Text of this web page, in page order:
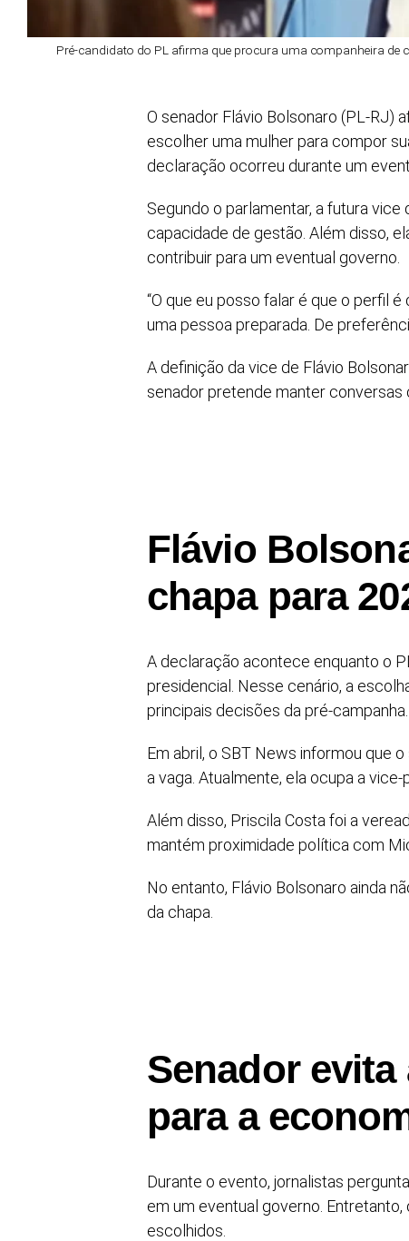
Pré-candidato do PL afirma que procura uma companheira de
O senador Flávio Bolsonaro (PL-RJ)
escolher uma mulher para compor
declaração ocorreu durante um
Segundo o parlamentar, a futura
capacidade de gestão. Além disso,
contribuir para um eventual governo.
“O que eu posso falar é que o perfil
uma pessoa preparada. De
A definição da vice de Flávio
senador pretende manter conversas
Flávio
chapa para
A declaração acontece enquanto o
presidencial. Nesse cenário, a
principais decisões da pré-campanha.
Em abril, o SBT News informou que
a vaga. Atualmente, ela ocupa a
Além disso, Priscila Costa foi a
mantém proximidade política com
No entanto, Flávio Bolsonaro ainda
da chapa.
Senador
para a
Durante o evento, jornalistas
em um eventual governo.
escolhidos.